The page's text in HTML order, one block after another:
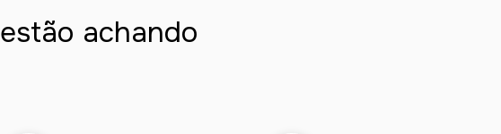
achando